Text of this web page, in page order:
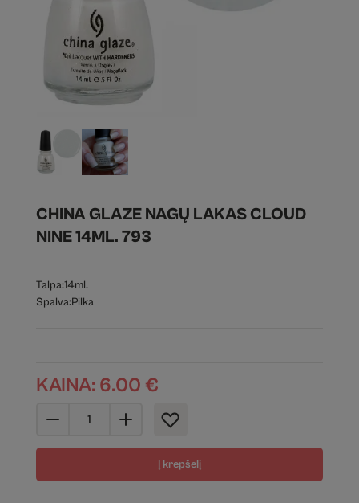
CHINA GLAZE NAGŲ LAKAS CLOUD
NINE 14ML. 793
Talpa:14ml.
Spalva:Pilka
KAINA: 6.00 €
Į krepšelį